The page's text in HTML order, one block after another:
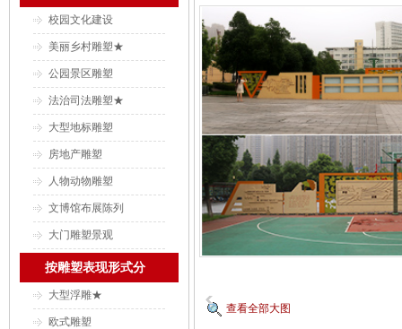
查看全部大图
校园文化建设
美丽乡村雕塑★
公园景区雕塑
法治司法雕塑★
大型地标雕塑
房地产雕塑
人物动物雕塑
文博馆布展陈列
大门雕塑景观
按雕塑表现形式分
大型浮雕★
欧式雕塑